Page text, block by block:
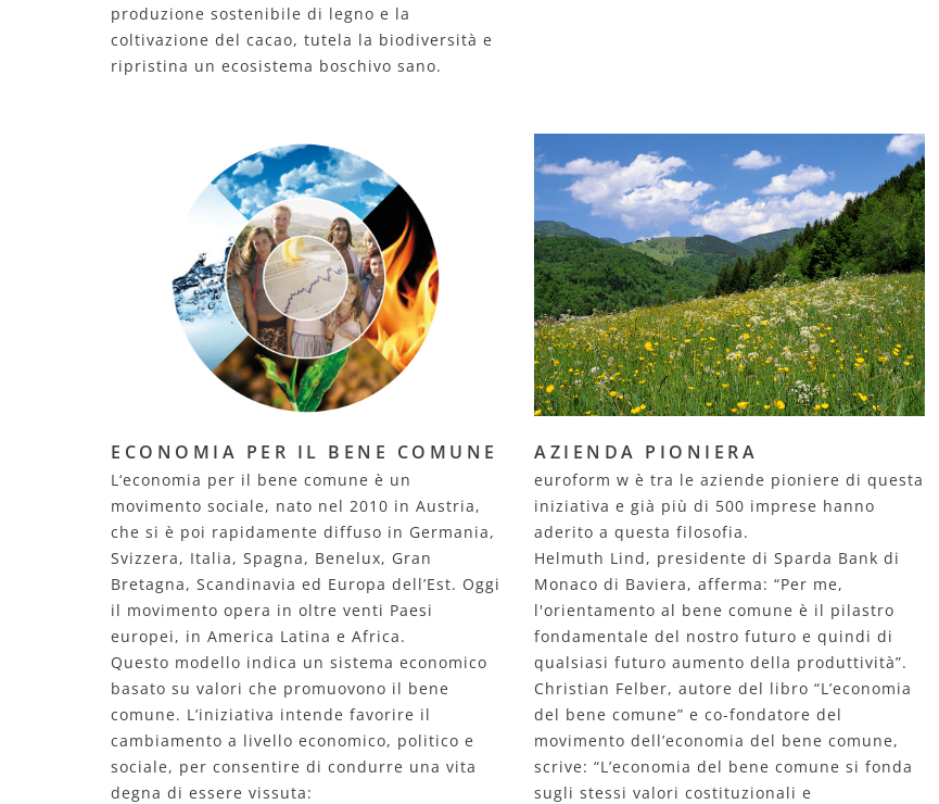
produzione sostenibile di legno e la
coltivazione del cacao, tutela la biodiversità e
ripristina un ecosistema boschivo sano.
ECONOMIA PER IL BENE COMUNE
L‘economia per il bene comune è un
movimento sociale, nato nel 2010 in Austria,
che si è poi rapidamente diffuso in Germania,
Svizzera, Italia, Spagna, Benelux, Gran
Bretagna, Scandinavia ed Europa dell’Est. Oggi
il movimento opera in oltre venti Paesi
europei, in America Latina e Africa.
Questo modello indica un sistema economico
basato su valori che promuovono il bene
comune. L’iniziativa intende favorire il
cambiamento a livello economico, politico e
sociale, per consentire di condurre una vita
degna di essere vissuta:
AZIENDA PIONIERA
euroform w è tra le aziende pioniere di questa
iniziativa e già più di 500 imprese hanno
aderito a questa filosofia.
Helmuth Lind, presidente di Sparda Bank di
Monaco di Baviera, afferma: “Per me,
l'orientamento al bene comune è il pilastro
fondamentale del nostro futuro e quindi di
qualsiasi futuro aumento della produttività”.
Christian Felber, autore del libro “L’economia
del bene comune” e co-fondatore del
movimento dell’economia del bene comune,
scrive: “L’economia del bene comune si fonda
sugli stessi valori costituzionali e